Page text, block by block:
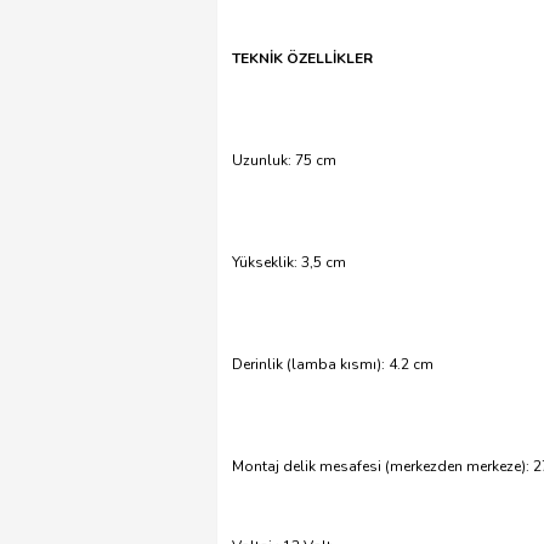
TEKNİK ÖZELLİKLER
Uzunluk: 75 cm
Yükseklik: 3,5 cm
Derinlik (lamba kısmı): 4.2 cm
Montaj delik mesafesi (merkezden merkeze):